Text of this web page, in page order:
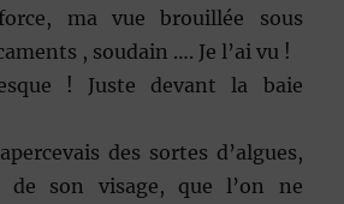
ma vue brouillée sous
, soudain …. Je l’ai vu !
! Juste devant la baie
des sortes d’algues,
son visage, que l’on ne